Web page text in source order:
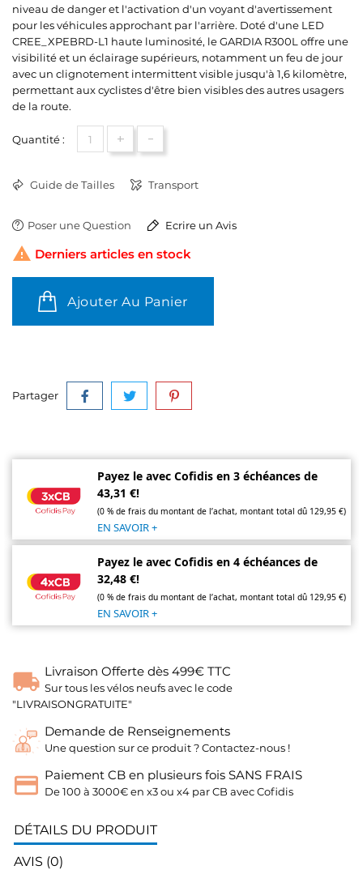
niveau de danger et l'activation d'un voyant d'avertissement
pour les véhicules approchant par l'arrière. Doté d'une LED
CREE_XPEBRD-L1 haute luminosité, le GARDIA R300L offre une
visibilité et un éclairage supérieurs, notamment un feu de jour
avec un clignotement intermittent visible jusqu'à 1,6 kilomètre,
permettant aux cyclistes d'être bien visibles des autres usagers
de la route.
Quantité : + -
Guide de Tailles Transport
Poser une Question Ecrire un Avis
 Derniers articles en stock
Ajouter Au Panier
Partager
Payez le avec Cofidis en 3 échéances de
43,31 €!
(0 % de frais du montant de l’achat, montant total dû 129,95 €)
EN SAVOIR +
Payez le avec Cofidis en 4 échéances de
32,48 €!
(0 % de frais du montant de l’achat, montant total dû 129,95 €)
EN SAVOIR +
Livraison Offerte dès 499€ TTC
Sur tous les vélos neufs avec le code
"LIVRAISONGRATUITE"
Demande de Renseignements
Une question sur ce produit ? Contactez-nous !
Paiement CB en plusieurs fois SANS FRAIS
De 100 à 3000€ en x3 ou x4 par CB avec Cofidis
DÉTAILS DU PRODUIT
AVIS (0)